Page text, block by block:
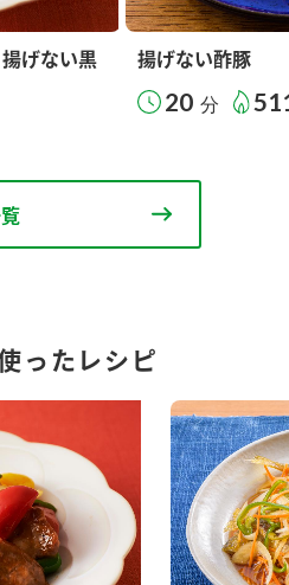
揚げない黒
揚げない酢豚
20 分
ったレシピ